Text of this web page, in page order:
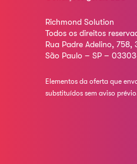
Richmond Solution
Todos os direitos
Rua Padre Adelino, 758,
São Paulo – SP –
Elementos da oferta que
substituídos sem aviso